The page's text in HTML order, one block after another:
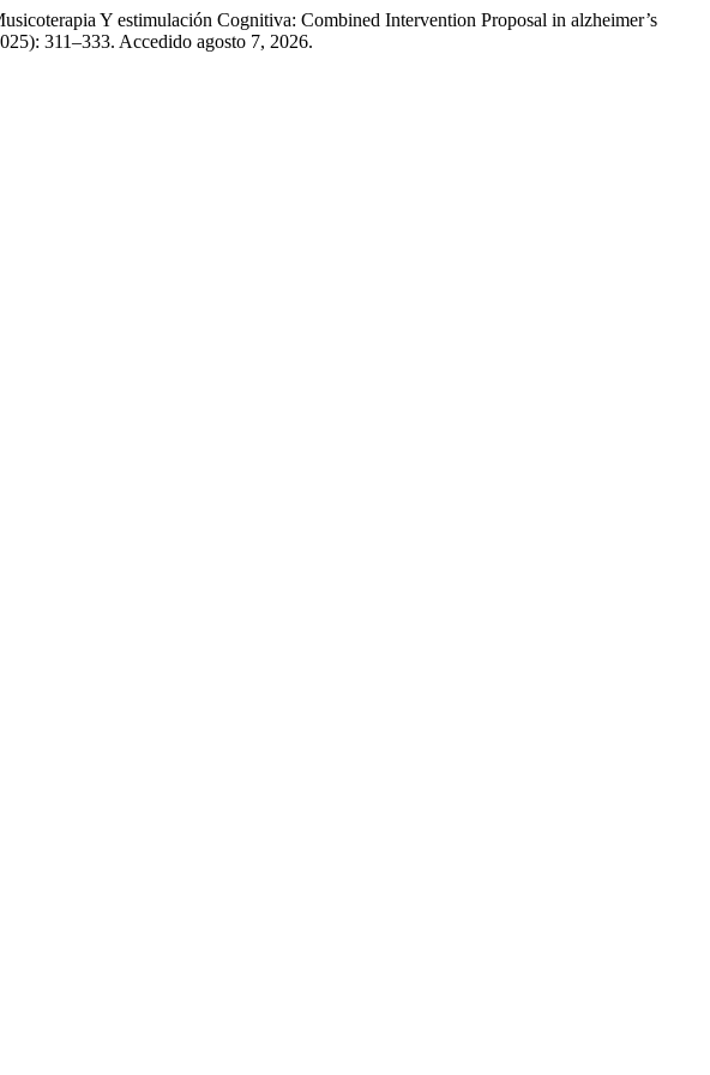
Y estimulación Cognitiva: Combined Intervention Proposal in alzheimer’s
311–333. Accedido agosto 7, 2026.